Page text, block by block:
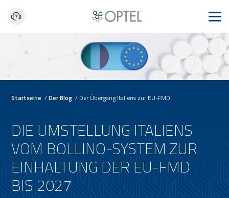
Startseite /Der Blog / Der Übergang Italiens zur EU-FMD
DIE UMSTELLUNG ITALIENS
VOM BOLLINO-SYSTEM ZUR
EINHALTUNG DER EU-FMD
BIS 2027